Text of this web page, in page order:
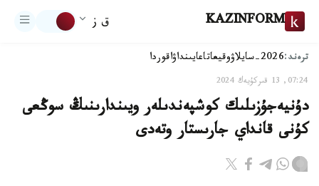
KAZINFORM ق ز
ترەند:2026-سايلاۋ وقيعاتاعايىنداۋاقوردا
07:24, 13 قىركۇيەك 2024
دۇنيەجۇزىلىك كوشپەندىلەر ويىندارىنىڭ سوڭعى
كۇنى قانداي جارىستار وتەدى